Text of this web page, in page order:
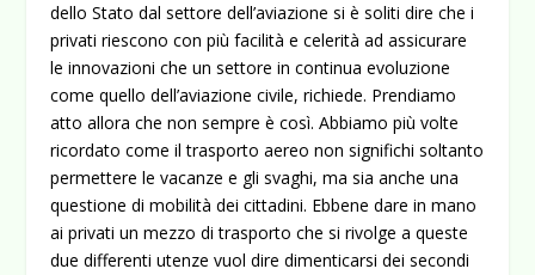
dello Stato dal settore dell’aviazione si è soliti dire che i
privati riescono con più facilità e celerità ad assicurare
le innovazioni che un settore in continua evoluzione
come quello dell’aviazione civile, richiede. Prendiamo
atto allora che non sempre è così. Abbiamo più volte
ricordato come il trasporto aereo non significhi soltanto
permettere le vacanze e gli svaghi, ma sia anche una
questione di mobilità dei cittadini. Ebbene dare in mano
ai privati un mezzo di trasporto che si rivolge a queste
due differenti utenze vuol dire dimenticarsi dei secondi